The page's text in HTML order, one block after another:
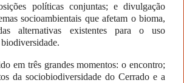
políticas conjuntas; e divulgação
socioambientais que afetam o bioma,
alternativas existentes para o uso
em três grandes momentos: o encontro;
da sociobiodiversidade do Cerrado e a